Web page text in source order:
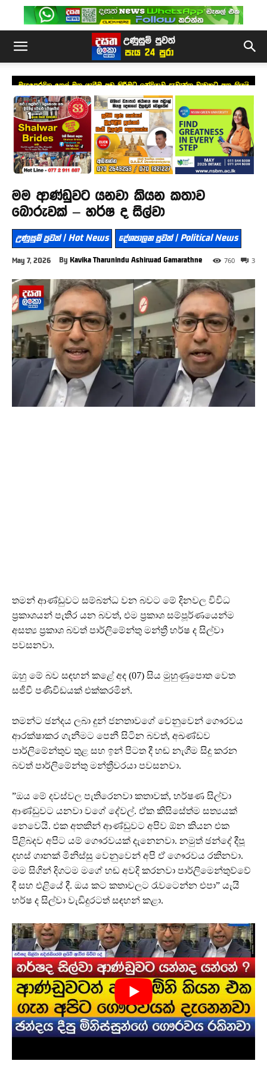
මැදපෙරදිග තෙල් මත යැපීම අඩු කිරීමට ඉන්දියාව දැවැන්ත වැඩකට අත තියයි
මම ආණ්ඩුවට යනවා කියන කතාව
බොරුවක් – හර්ෂ ද සිල්වා
උණුසුම් පුවත් | Hot News දේශපාලන පුවත් | Political News
May 7, 2026 By Kavika Tharunindu Ashirwad Gamarathne 3
760
තමන් ආණ්ඩුවට සම්බන්ධ වන බවට මේ දිනවල විවිධ
ප්‍රකාශයන් පැතිර යන බවත්, එම ප්‍රකාශ සම්පූර්ණයෙන්ම
අසත්‍ය ප්‍රකාශ බවත් පාර්ලිමේන්තු මන්ත්‍රී හර්ෂ ද සිල්වා
පවසනවා.
ඔහු මේ බව සඳහන් කළේ අද (07) සිය මුහුණුපොත වෙත
සජීවී පණිවිඩයක් එක්කරමින්.
තමන්ට ඡන්දය ලබා දුන් ජනතාවගේ වෙනුවෙන් ගෞරවය
ආරක්ෂාකර ගැනීමට පෙනී සිටින බවත්, අඛණ්ඩව
පාර්ලිමේන්තුව තුළ සහ ඉන් පිටත දී හඬ නැගීම සිදු කරන
බවත් පාර්ලිමේන්තු මන්ත්‍රීවරයා පවසනවා.
”ඔය මේ දවස්වල පැතිරෙනවා කතාවක්, හර්ෂණ සිල්වා
ආණ්ඩුවට යනවා වගේ දේවල්. ඒක කිසිසේත්ම සත්‍යයක්
නෙවෙයි. එක අතකින් ආණ්ඩුවට අපිව ඕන කියන එක
පිළිබදව අපිට යම් ගෞරවයක් දැනෙනවා. නමුත් ඡන්දේ දීපූ
දහස් ගානක් මිනිස්සු වෙනුවෙන් අපි ඒ ගෞරවය රකිනවා.
මම සිගින් දිගටම මගේ හඬ අවදි කරනවා පාර්ලිමෙන්තුව්වේ
දී සහ එළියේ දී. ඔය කට කතාවලට රැවටෙන්න එපා” යැයි
හර්ෂ ද සිල්වා වැඩිදුරටත් සඳහන් කළා.